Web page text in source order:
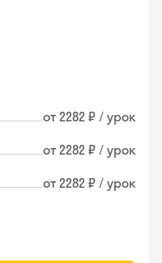
от 2282 ₽ / урок
от 2282 ₽ / урок
от 2282 ₽ / урок